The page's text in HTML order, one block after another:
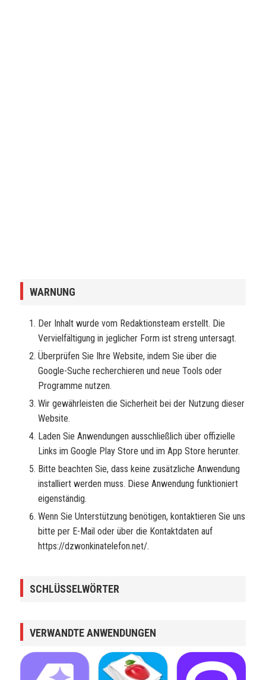
WARNUNG
Der Inhalt wurde vom Redaktionsteam erstellt. Die
Vervielfältigung in jeglicher Form ist streng untersagt.
Überprüfen Sie Ihre Website, indem Sie über die
Google-Suche recherchieren und neue Tools oder
Programme nutzen.
Wir gewährleisten die Sicherheit bei der Nutzung dieser
Website.
Laden Sie Anwendungen ausschließlich über offizielle
Links im Google Play Store und im App Store herunter.
Bitte beachten Sie, dass keine zusätzliche Anwendung
installiert werden muss. Diese Anwendung funktioniert
eigenständig.
Wenn Sie Unterstützung benötigen, kontaktieren Sie uns
bitte per E-Mail oder über die Kontaktdaten auf
https://dzwonkinatelefon.net/.
SCHLÜSSELWÖRTER
VERWANDTE ANWENDUNGEN